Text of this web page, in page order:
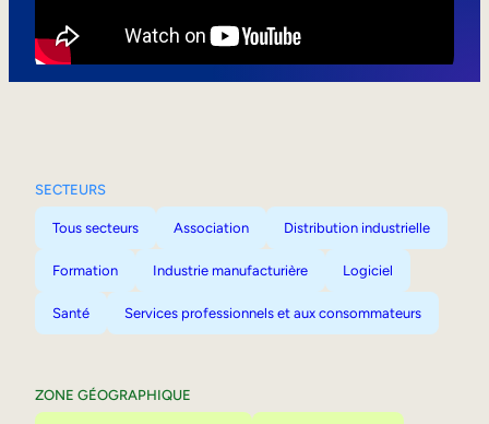
SECTEURS
Tous secteurs Association Distribution industrielle
Formation Industrie manufacturière Logiciel
Santé Services professionnels et aux consommateurs
ZONE GÉOGRAPHIQUE